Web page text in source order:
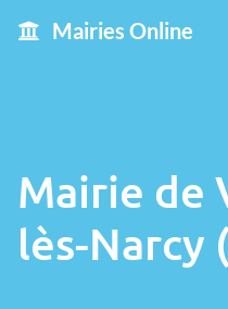
Mairies Online
Mairie de
lès-Narcy